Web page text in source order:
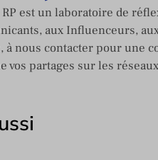
est un laboratoire de
aux Influenceurs,
à nous contacter pour une
vos partages sur les